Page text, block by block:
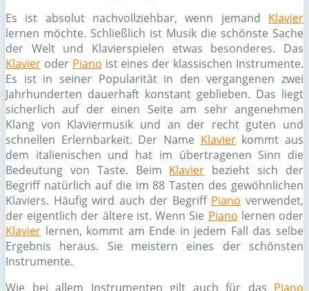
Es ist absolut nachvollziehbar, wenn jemand Klavier
lernen möchte. Schließlich ist Musik die schönste Sache
der Welt und Klavierspielen etwas besonderes. Das
Klavier oder Piano ist eines der klassischen Instrumente.
Es ist in seiner Popularität in den vergangenen zwei
Jahrhunderten dauerhaft konstant geblieben. Das liegt
sicherlich auf der einen Seite am sehr angenehmen
Klang von Klaviermusik und an der recht guten und
schnellen Erlernbarkeit. Der Name Klavierkommt aus
dem italienischen und hat im übertragenen Sinn die
Bedeutung von Taste. Beim Klavier bezieht sich der
Begriff natürlich auf die im 88 Tasten des gewöhnlichen
Klaviers. Häufig wird auch der Begriff Piano verwendet,
der eigentlich der ältere ist. Wenn Sie Piano lernen oder
Klavier lernen, kommt am Ende in jedem Fall das selbe
Ergebnis heraus. Sie meistern eines der schönsten
Instrumente.
Wie bei allem Instrumenten gilt auch für das Piano